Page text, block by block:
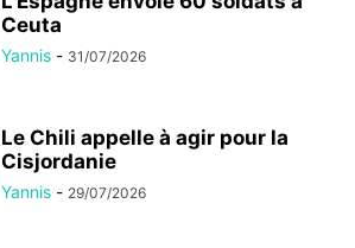
Ceuta
Yannis - 31/07/2026
Le Chili appelle à agir pour la
Cisjordanie
Yannis - 29/07/2026